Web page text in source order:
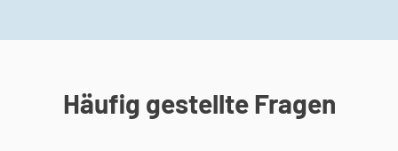
Häufig gestellte Fragen